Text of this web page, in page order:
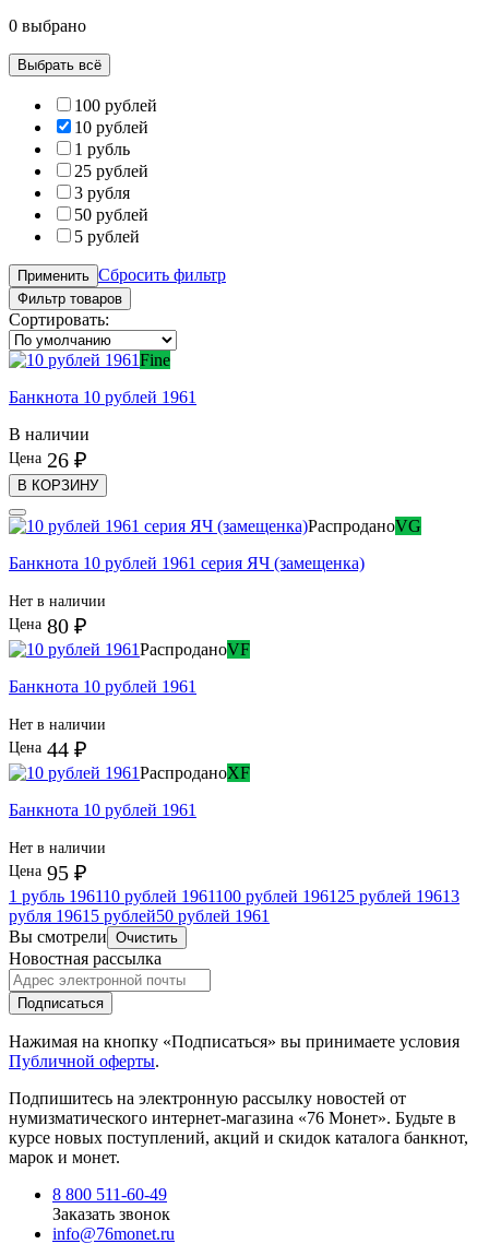
0 выбрано
Выбрать всё
100 рублей
10 рублей
1 рубль
25 рублей
3 рубля
50 рублей
5 рублей
Применить Сбросить фильтр
Фильтр товаров
Сортировать:
Fine
Банкнота 10 рублей 1961
В наличии
Цена 26 ₽
В КОРЗИНУ
РаспроданоVG
Банкнота 10 рублей 1961 серия ЯЧ (замещенка)
Нет в наличии
Цена 80 ₽
РаспроданоVF
Банкнота 10 рублей 1961
Нет в наличии
Цена 44 ₽
РаспроданоXF
Банкнота 10 рублей 1961
Нет в наличии
Цена 95 ₽
1 рубль 196110 рублей 1961100 рублей 1961 25 рублей 19613
рубля 1961 5 рублей50 рублей 1961
Вы смотрели Очистить
Новостная рассылка
Подписаться
Нажимая на кнопку «Подписаться» вы принимаете условия
Публичной оферты.
Подпишитесь на электронную рассылку новостей от
нумизматического интернет-магазина «76 Монет». Будьте в
курсе новых поступлений, акций и скидок каталога банкнот,
марок и монет.
8 800 511-60-49
Заказать звонок
info@76monet.ru